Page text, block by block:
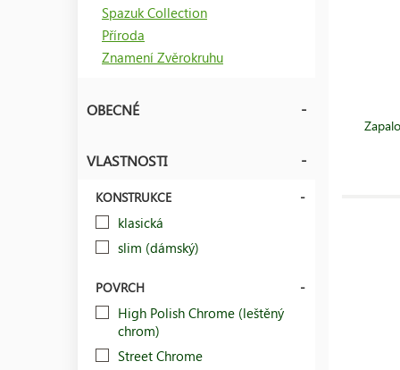
Spazuk Collection
Příroda
Znamení Zvěrokruhu
OBECNÉ
VLASTNOSTI
KONSTRUKCE
klasická
slim (dámský)
POVRCH
High Polish Chrome (leštěný
chrom)
Street Chrome